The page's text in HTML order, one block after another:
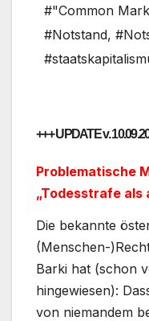
#"Common
#Notstand,
+++ UPDATE v.
Problematische
„Todesstrafe als
Die bekannte
(Menschen-
Barki hat (schon
hingewiesen):
von niemandem